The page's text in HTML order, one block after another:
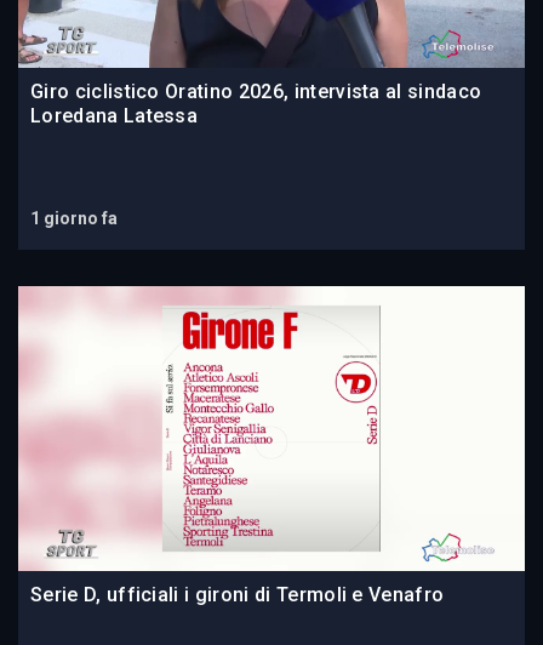
Giro ciclistico Oratino 2026, intervista al sindaco
Loredana Latessa
1 giorno fa
Serie D, ufficiali i gironi di Termoli e Venafro